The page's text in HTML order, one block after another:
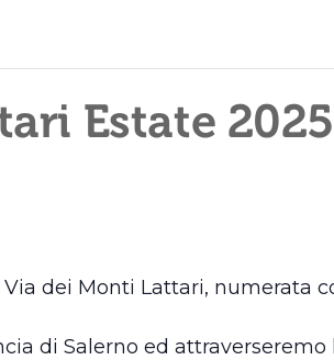
Estate 2025
dei Monti Lattari, numerata
di Salerno ed attraverseremo